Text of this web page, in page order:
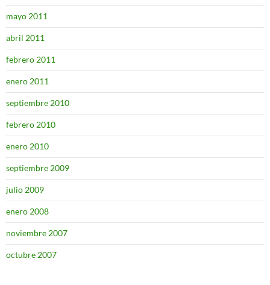
mayo 2011
abril 2011
febrero 2011
enero 2011
septiembre 2010
febrero 2010
enero 2010
septiembre 2009
julio 2009
enero 2008
noviembre 2007
octubre 2007